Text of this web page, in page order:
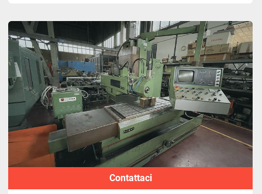
Contattaci